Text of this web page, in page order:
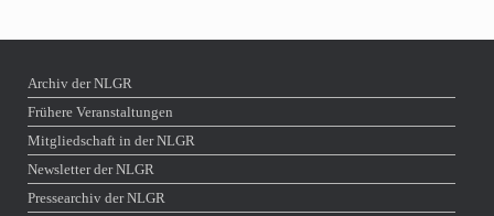
Archiv der NLGR
Frühere Veranstaltungen
Mitgliedschaft in der NLGR
Newsletter der NLGR
Pressearchiv der NLGR